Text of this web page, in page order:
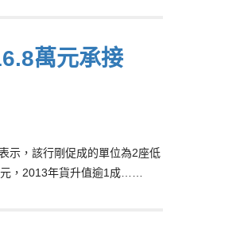
萬元承接
示，該行剛促成的單位為2座低
，2013年貨升值逾1成……